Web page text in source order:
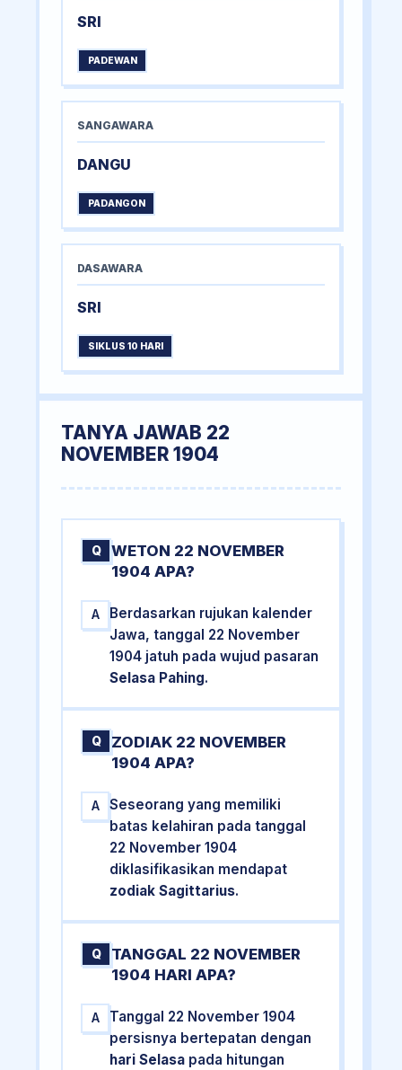
SRI
PADEWAN
SANGAWARA
DANGU
PADANGON
DASAWARA
SRI
SIKLUS 10 HARI
TANYA JAWAB 22
NOVEMBER 1904
Q
WETON 22 NOVEMBER
1904 APA?
A
Berdasarkan rujukan kalender
Jawa, tanggal 22 November
1904 jatuh pada wujud pasaran
Selasa Pahing.
Q
ZODIAK 22 NOVEMBER
1904 APA?
A
Seseorang yang memiliki
batas kelahiran pada tanggal
22 November 1904
diklasifikasikan mendapat
zodiak Sagittarius.
Q
TANGGAL 22 NOVEMBER
1904 HARI APA?
A
Tanggal 22 November 1904
persisnya bertepatan dengan
hari Selasa pada hitungan